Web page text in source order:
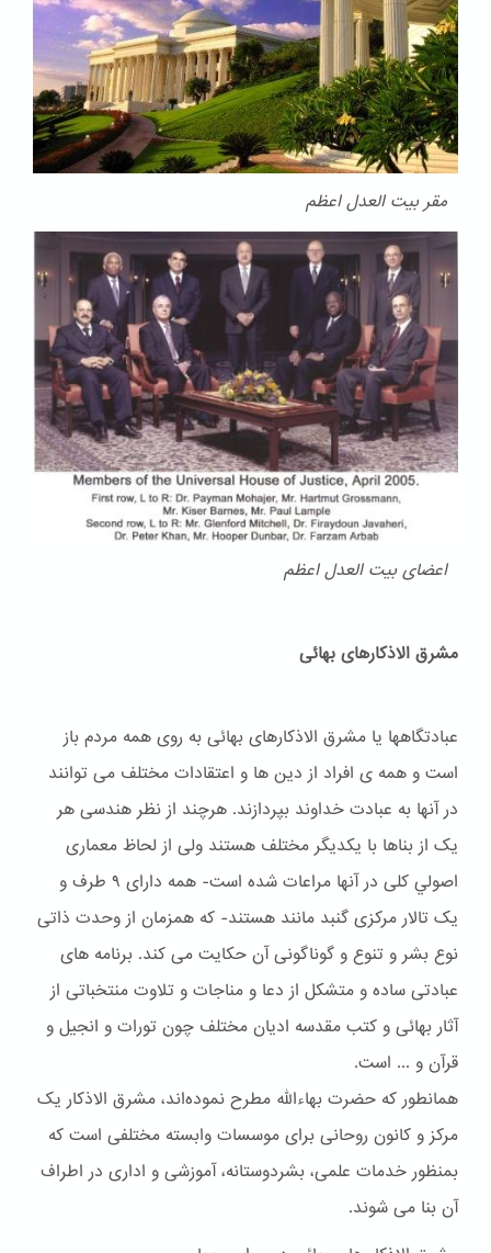
مقر بیت العدل اعظم
اعضای بیت العدل اعظم
مشرق الاذکارهای بهائی
عبادتگاهها یا مشرق الاذکارهای بهائی به روی همه مردم باز
است و همه ی افراد از دین ها و اعتقادات مختلف می توانند
در آنها به عبادت خداوند بپردازند. هرچند از نظر هندسی هر
یک از بناها با یکدیگر مختلف هستند ولی از لحاظ معماری
اصولي کلی در آنها مراعات شده است- همه دارای ۹ طرف و
یک تالار مرکزی گنبد مانند هستند- که همزمان از وحدت ذاتی
نوع بشر و تنوع و گوناگونی آن حکایت می کند. برنامه های
عبادتی ساده و متشکل از دعا و مناجات و تلاوت منتخباتی از
آثار بهائی و کتب مقدسه ادیان مختلف چون تورات و انجیل و
قرآن و ... است.
همانطور که حضرت بهاءالله مطرح نموده‌اند، مشرق الاذکار یک
مرکز و کانون روحانی برای موسسات وابسته مختلفی است که
بمنظور خدمات علمی، بشردوستانه، آموزشی و اداری در اطراف
آن بنا می شوند.